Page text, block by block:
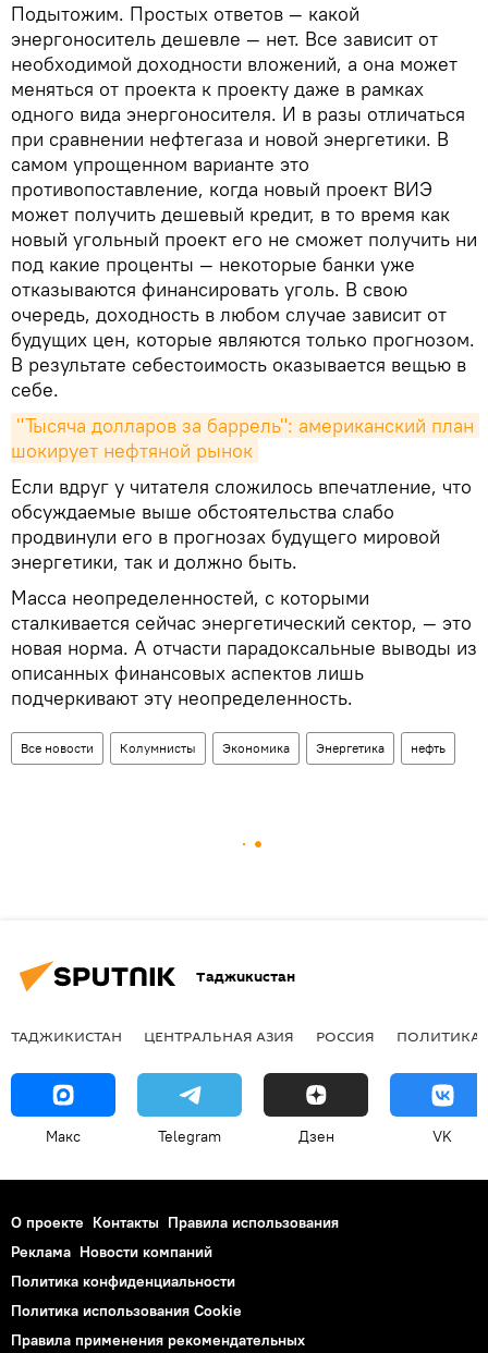
Подытожим. Простых ответов — какой
энергоноситель дешевле — нет. Все зависит от
необходимой доходности вложений, а она может
меняться от проекта к проекту даже в рамках
одного вида энергоносителя. И в разы отличаться
при сравнении нефтегаза и новой энергетики. В
самом упрощенном варианте это
противопоставление, когда новый проект ВИЭ
может получить дешевый кредит, в то время как
новый угольный проект его не сможет получить ни
под какие проценты — некоторые банки уже
отказываются финансировать уголь. В свою
очередь, доходность в любом случае зависит от
будущих цен, которые являются только прогнозом.
В результате себестоимость оказывается вещью в
себе.
"Тысяча долларов за баррель": американский план
шокирует нефтяной рынок
Если вдруг у читателя сложилось впечатление, что
обсуждаемые выше обстоятельства слабо
продвинули его в прогнозах будущего мировой
энергетики, так и должно быть.
Масса неопределенностей, с которыми
сталкивается сейчас энергетический сектор, — это
новая норма. А отчасти парадоксальные выводы из
описанных финансовых аспектов лишь
подчеркивают эту неопределенность.
Все новости Колумнисты Экономика Энергетика нефть
Таджикистан
ТАДЖИКИСТАН ЦЕНТРАЛЬНАЯ АЗИЯ РОССИЯ ПОЛИТИКА
Макс Telegram Дзен VK
О проекте Контакты Правила использования
Реклама Новости компаний
Политика конфиденциальности
Политика использования Cookie
Правила применения рекомендательных